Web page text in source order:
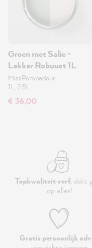
Groen met Salie -
Lekker Robuust 1L
MissPompadour
1L, 2.5L
€ 36,00
Topkwaliteit verf, dekt
op alles!
Gratis persoonlijk